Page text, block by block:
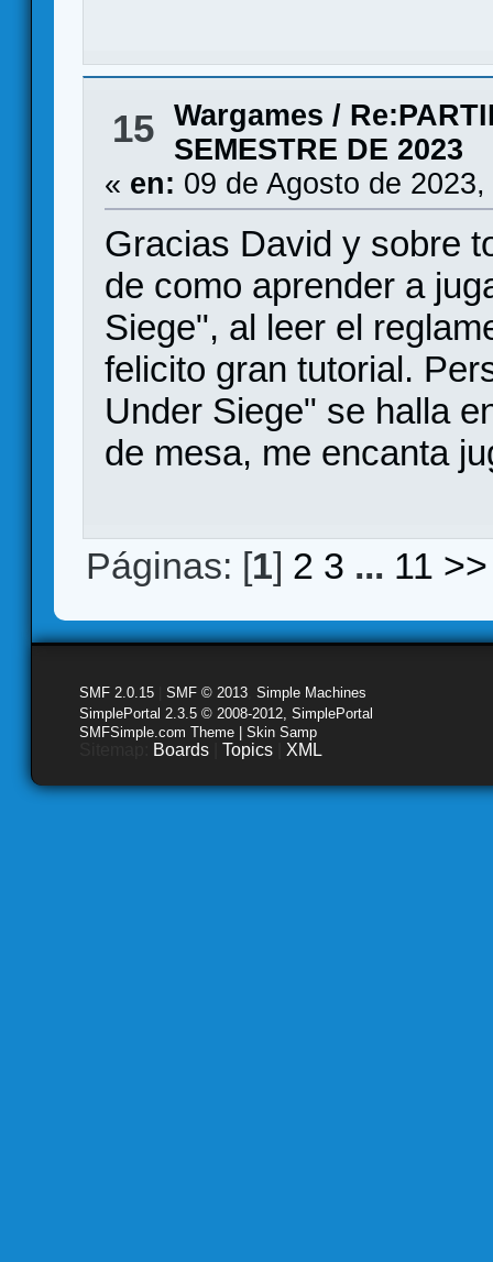
15 Wargames /
SEMESTRE DE 2023
« en: 09 de Agosto de
Gracias David y sobre
de como aprender a
Siege", al leer el
felicito gran tutorial.
Under Siege" se halla
de mesa, me encanta
Páginas: [1] 2 3 ... 11 >>
SMF 2.0.15 SMF © 2013 Simple Machines
SimplePortal 2.3.5 © 2008-2012, SimplePortal
SMFSimple.com Theme | Skin Samp
Boards Topics XML